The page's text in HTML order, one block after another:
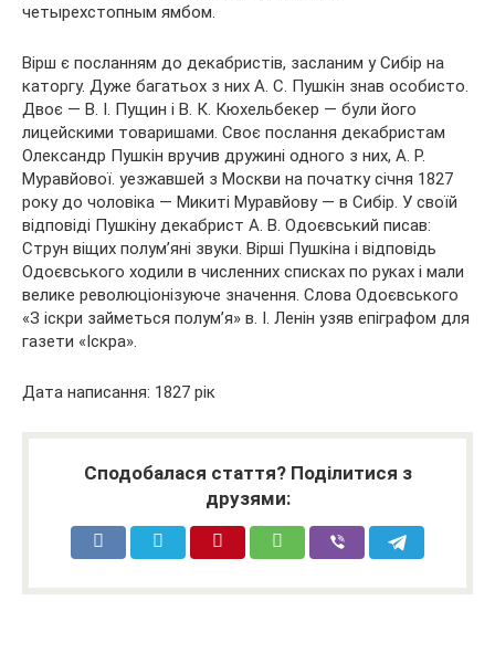
четырехстопным ямбом.
Вірш є посланням до декабристів, засланим у Сибір на
каторгу. Дуже багатьох з них А. С. Пушкін знав особисто.
Двоє — В. І. Пущин і В. К. Кюхельбекер — були його
лицейскими товаришами. Своє послання декабристам
Олександр Пушкін вручив дружині одного з них, А. Р.
Муравйової. уезжавшей з Москви на початку січня 1827
року до чоловіка — Микиті Муравйову — в Сибір. У своїй
відповіді Пушкіну декабрист А. В. Одоєвський писав:
Струн віщих полум’яні звуки. Вірші Пушкіна і відповідь
Одоєвського ходили в численних списках по руках і мали
велике революціонізуюче значення. Слова Одоєвського
«З іскри займеться полум’я» в. І. Ленін узяв епіграфом для
газети «Іскра».
Дата написання: 1827 рік
Сподобалася стаття? Поділитися з
друзями: